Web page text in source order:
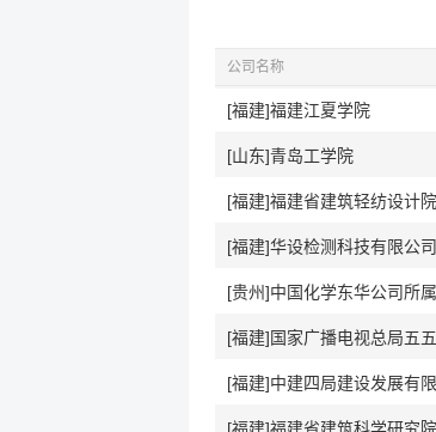
公司名称
[福建]福建江夏学院
[山东]青岛工学院
[福建]福建省建筑轻纺设计
[福建]华设检测科技有限公司
[福建]国家广播电视总局五
[福建]中建四局建设发展有